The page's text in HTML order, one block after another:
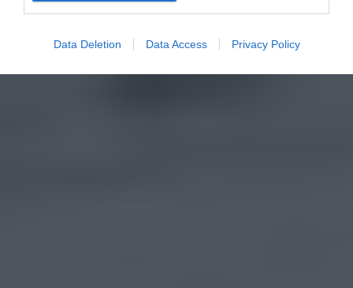
Data Deletion Data Access Privacy Policy